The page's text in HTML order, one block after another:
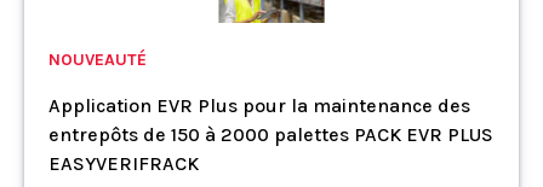
NOUVEAUTÉ
Application EVR Plus pour la maintenance des
entrepôts de 150 à 2000 palettes PACK EVR PLUS
EASYVERIFRACK